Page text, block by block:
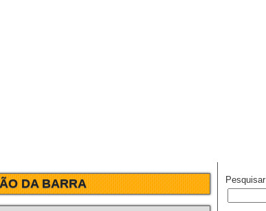
DA BARRA
Pesquisar